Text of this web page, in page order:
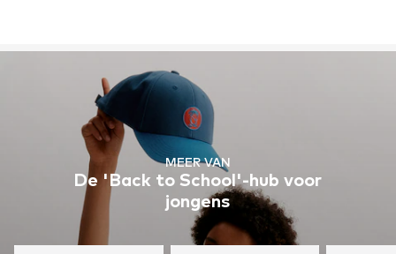
MEER VAN
De 'Back to School'-hub voor
jongens